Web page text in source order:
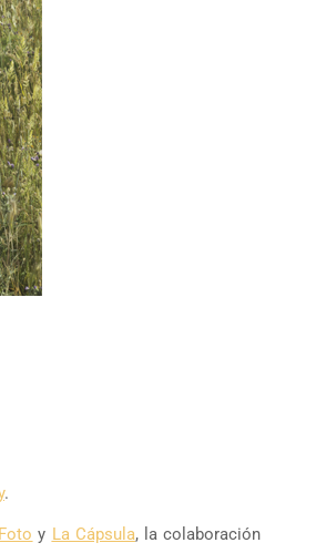
.
y La Cápsula,la colaboración